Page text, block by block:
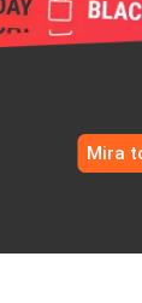
Mira